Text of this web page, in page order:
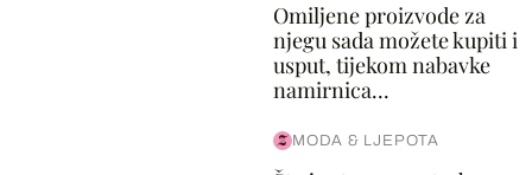
Omiljene proizvode za
njegu sada možete kupiti i
usput, tijekom nabavke
namirnica...
MODA & LJEPOTA